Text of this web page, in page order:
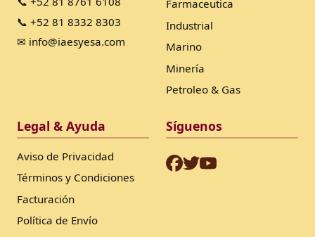
📞 +52 81 8332 8303
✉ info@iaesyesa.com
Farmaceutica
Industrial
Marino
Minería
Petroleo & Gas
Legal & Ayuda
Aviso de Privacidad
Términos y Condiciones
Facturación
Política de Envío
Síguenos